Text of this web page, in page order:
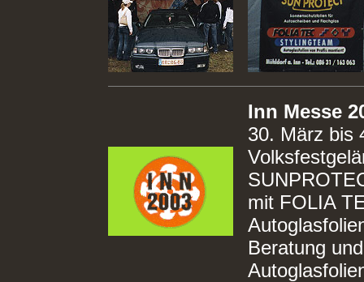
Inn Messe
30. März bis
mit FOLIA
Beratung